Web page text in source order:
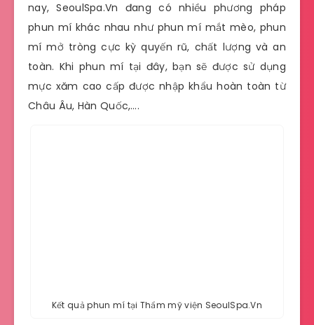
nay, SeoulSpa.Vn đang có nhiều phương pháp
phun mí khác nhau như phun mí mắt mèo, phun
mí mở tròng cực kỳ quyến rũ, chất lượng và an
toàn. Khi phun mí tại đây, bạn sẽ được sử dụng
mực xăm cao cấp được nhập khẩu hoàn toàn từ
Châu Âu, Hàn Quốc,….
Kết quả phun mí tại Thẩm mỹ viện SeoulSpa.Vn